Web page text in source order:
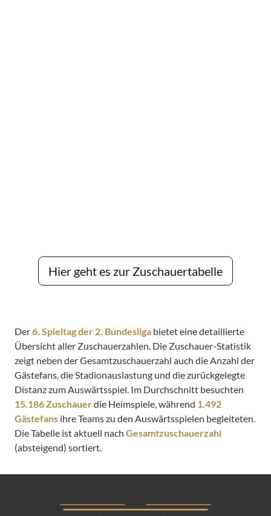
Hier geht es zur Zuschauertabelle
Der6. Spieltag der 2. Bundesliga bietet eine detaillierte
Übersicht aller Zuschauerzahlen. Die Zuschauer-Statistik
zeigt neben der Gesamtzuschauerzahl auch die Anzahl der
Gästefans, die Stadionauslastung und die zurückgelegte
Distanz zum Auswärtsspiel. Im Durchschnitt besuchten
15.186 Zuschauerdie Heimspiele, während 1.492
Gästefans ihre Teams zu den Auswärtsspielen begleiteten.
Die Tabelle ist aktuell nach Gesamtzuschauerzahl
(absteigend) sortiert.